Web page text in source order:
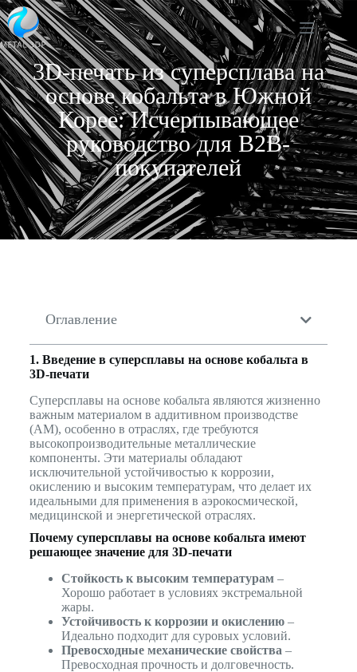
3D-печать из суперсплава на
основе кобальта в Южной
Корее: Исчерпывающее
руководство для B2B-
покупателей
Оглавление
1. Введение в суперсплавы на основе кобальта в
3D-печати
Суперсплавы на основе кобальта являются жизненно
важным материалом в аддитивном производстве
(AM), особенно в отраслях, где требуются
высокопроизводительные металлические
компоненты. Эти материалы обладают
исключительной устойчивостью к коррозии,
окислению и высоким температурам, что делает их
идеальными для применения в аэрокосмической,
медицинской и энергетической отраслях.
Почему суперсплавы на основе кобальта имеют
решающее значение для 3D-печати
Стойкость к высоким температурам–
Хорошо работает в условиях экстремальной
жары.
Устойчивость к коррозии и окислению–
Идеально подходит для суровых условий.
Превосходные механические свойства –
Превосходная прочность и долговечность.